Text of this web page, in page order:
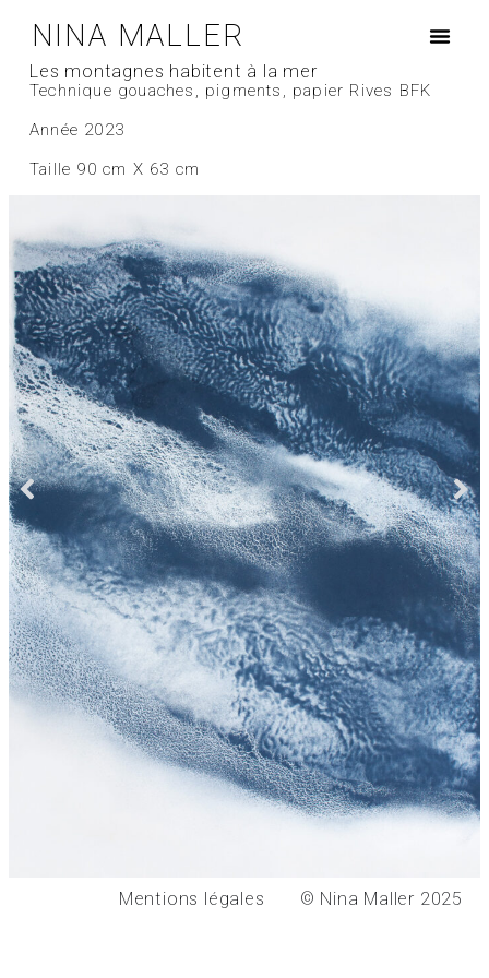
NINA MALLER
Les montagnes habitent à la mer
Technique gouaches, pigments, papier Rives BFK
Année 2023
Taille 90 cm X 63 cm
Mentions légales © Nina Maller 2025